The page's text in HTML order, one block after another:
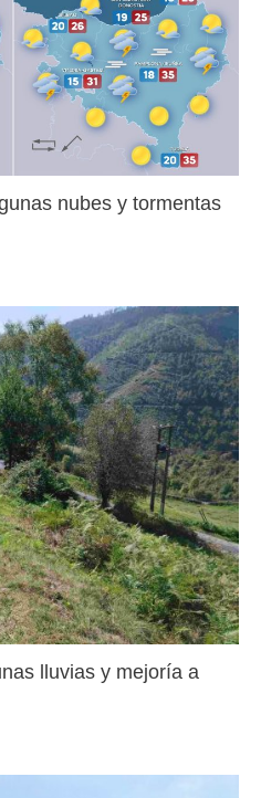
nubes y tormentas
lluvias y mejoría a